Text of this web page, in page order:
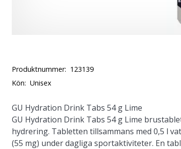
Produktnummer: 123139
Kön: Unisex
GU Hydration Drink Tabs 54 g Lime
GU Hydration Drink Tabs 54 g Lime
hydrering. Tabletten tillsammans med 0,5 l
(55 mg) under dagliga sportaktiviteter. En